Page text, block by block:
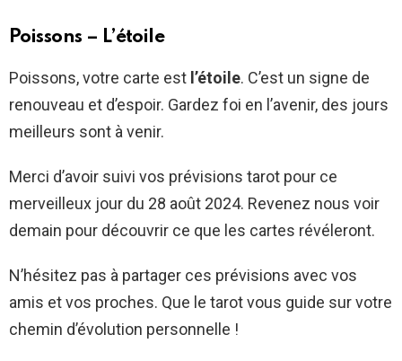
Poissons – L’étoile
Poissons, votre carte est l’étoile. C’est un signe de
renouveau et d’espoir. Gardez foi en l’avenir, des jours
meilleurs sont à venir.
Merci d’avoir suivi vos prévisions tarot pour ce
merveilleux jour du 28 août 2024. Revenez nous voir
demain pour découvrir ce que les cartes révéleront.
N’hésitez pas à partager ces prévisions avec vos
amis et vos proches. Que le tarot vous guide sur votre
chemin d’évolution personnelle !